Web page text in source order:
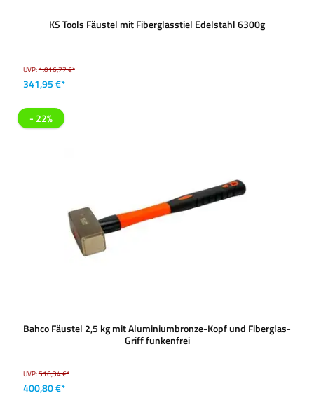
KS Tools Fäustel mit Fiberglasstiel Edelstahl 6300g
UVP:1.016,77 €*
341,95 €*
- 22%
Bahco Fäustel 2,5 kg mit Aluminiumbronze-Kopf und Fiberglas-
Griff funkenfrei
UVP:516,34 €*
400,80 €*